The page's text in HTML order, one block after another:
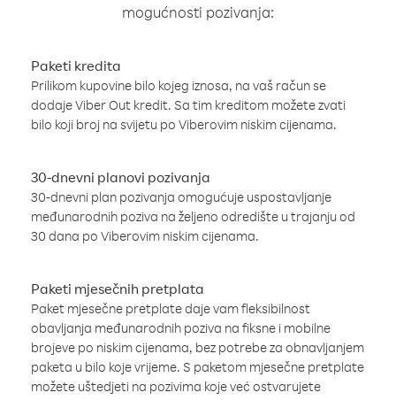
mogućnosti pozivanja:
Paketi kredita
Prilikom kupovine bilo kojeg iznosa, na vaš račun se
dodaje Viber Out kredit. Sa tim kreditom možete zvati
bilo koji broj na svijetu po Viberovim niskim cijenama.
30-dnevni planovi pozivanja
30-dnevni plan pozivanja omogućuje uspostavljanje
međunarodnih poziva na željeno odredište u trajanju od
30 dana po Viberovim niskim cijenama.
Paketi mjesečnih pretplata
Paket mjesečne pretplate daje vam fleksibilnost
obavljanja međunarodnih poziva na fiksne i mobilne
brojeve po niskim cijenama, bez potrebe za obnavljanjem
paketa u bilo koje vrijeme. S paketom mjesečne pretplate
možete uštedjeti na pozivima koje već ostvarujete